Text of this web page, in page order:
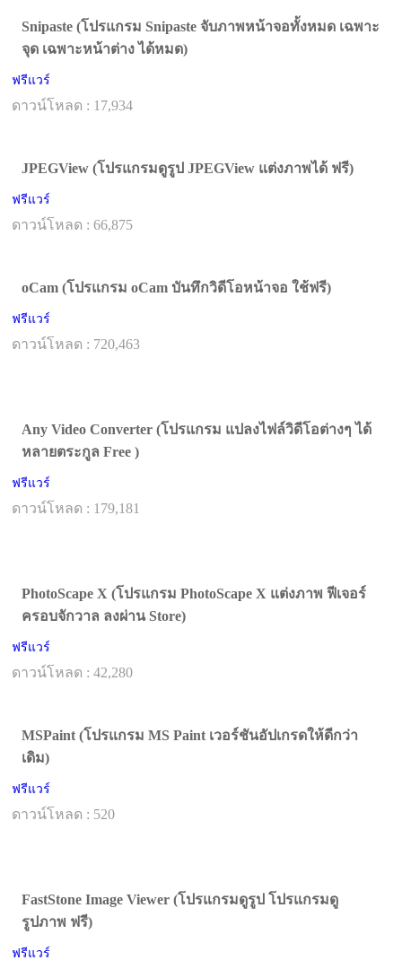
Snipaste (โปรแกรม Snipaste จับภาพหน้าจอทั้งหมด เฉพาะ
จุด เฉพาะหน้าต่าง ได้หมด)
ฟรีแวร์
ดาวน์โหลด : 17,934
JPEGView (โปรแกรมดูรูป JPEGView แต่งภาพได้ ฟรี)
ฟรีแวร์
ดาวน์โหลด : 66,875
oCam (โปรแกรม oCam บันทึกวิดีโอหน้าจอ ใช้ฟรี)
ฟรีแวร์
ดาวน์โหลด : 720,463
Any Video Converter (โปรแกรม แปลงไฟล์วิดีโอต่างๆ ได้
หลายตระกูล Free )
ฟรีแวร์
ดาวน์โหลด : 179,181
PhotoScape X (โปรแกรม PhotoScape X แต่งภาพ ฟีเจอร์
ครอบจักวาล ลงผ่าน Store)
ฟรีแวร์
ดาวน์โหลด : 42,280
MSPaint (โปรแกรม MS Paint เวอร์ชันอัปเกรดให้ดีกว่า
เดิม)
ฟรีแวร์
ดาวน์โหลด : 520
FastStone Image Viewer (โปรแกรมดูรูป โปรแกรมดู
รูปภาพ ฟรี)
ฟรีแวร์